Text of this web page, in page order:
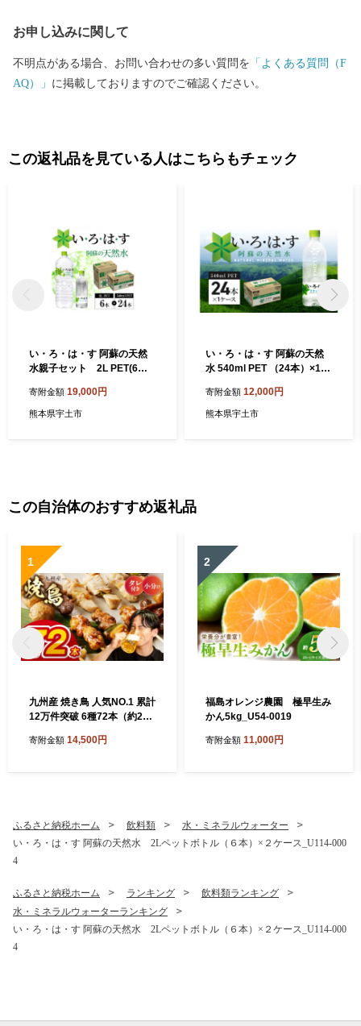
お申し込みに関して
不明点がある場合、お問い合わせの多い質問を 「よくある質問（F
AQ）」 に掲載しておりますのでご確認ください。
この返礼品を見ている人はこちらもチェック
い・ろ・は・す 阿蘇の天然
水親子セット 2L PET(6本)
_U114-0005
寄附金額 19,000円
熊本県宇土市
い・ろ・は・す 阿蘇の天然
水 540ml PET （24本）×1ケ
寄附金額 12,000円
熊本県宇土市
この自治体のおすすめ返礼品
1
九州産 焼き鳥 人気NO.1 累計
12万件突破 6種72本（約2
ク フライパンで焼けるサイ
寄附金額 14,500円
2
福島オレンジ農園 極早生み
かん5kg_U54-0019
寄附金額 11,000円
ふるさと納税ホーム 飲料類
水・ミネラルウォーター
い・ろ・は・す 阿蘇の天然水 2Lペットボトル（６本）×２ケース_U114-000
4
ふるさと納税ホーム ランキング
飲料類ランキング
水・ミネラルウォーターランキング
い・ろ・は・す 阿蘇の天然水 2Lペットボトル（６本）×２ケース_U114-000
4